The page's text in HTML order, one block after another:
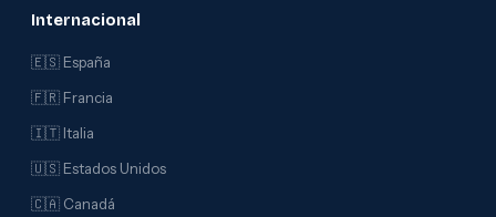
Internacional
🇪🇸 España
🇫🇷 Francia
🇮🇹 Italia
🇺🇸 Estados Unidos
🇨🇦 Canadá